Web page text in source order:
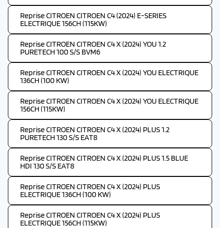
Reprise CITROEN CITROEN C4 (2024) E-SERIES
ELECTRIQUE 156CH (115KW)
Reprise CITROEN CITROEN C4 X (2024) YOU 1.2
PURETECH 100 S/S BVM6
Reprise CITROEN CITROEN C4 X (2024) YOU ELECTRIQUE
136CH (100 KW)
Reprise CITROEN CITROEN C4 X (2024) YOU ELECTRIQUE
156CH (115KW)
Reprise CITROEN CITROEN C4 X (2024) PLUS 1.2
PURETECH 130 S/S EAT8
Reprise CITROEN CITROEN C4 X (2024) PLUS 1.5 BLUE
HDI 130 S/S EAT8
Reprise CITROEN CITROEN C4 X (2024) PLUS
ELECTRIQUE 136CH (100 KW)
Reprise CITROEN CITROEN C4 X (2024) PLUS
ELECTRIQUE 156CH (115KW)